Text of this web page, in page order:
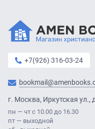
+7(926) 316-03-24
г. Москва, Иркутская ул.,
пн — чт с 10.00 до 16.30
пт — выходной